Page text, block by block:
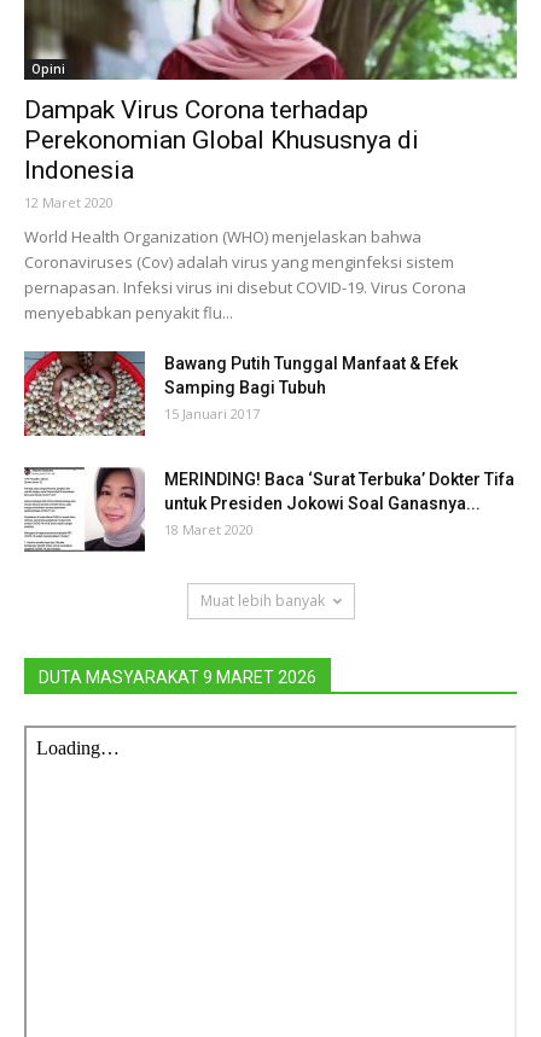
Opini
Dampak Virus Corona terhadap
Perekonomian Global Khususnya di
Indonesia
12 Maret 2020
World Health Organization (WHO) menjelaskan bahwa
Coronaviruses (Cov) adalah virus yang menginfeksi sistem
pernapasan. Infeksi virus ini disebut COVID-19. Virus Corona
menyebabkan penyakit flu...
Bawang Putih Tunggal Manfaat & Efek
Samping Bagi Tubuh
15 Januari 2017
MERINDING! Baca ‘Surat Terbuka’ Dokter Tifa
untuk Presiden Jokowi Soal Ganasnya...
18 Maret 2020
Muat lebih banyak
DUTA MASYARAKAT 9 MARET 2026